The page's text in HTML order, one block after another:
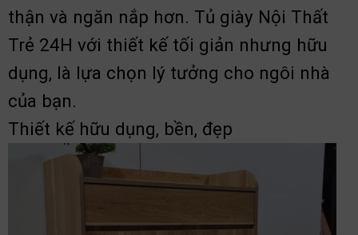
thận và ngăn nắp hơn. Tủ giày Nội Thất
Trẻ 24H với thiết kế tối giản nhưng hữu
dụng, là lựa chọn lý tưởng cho ngôi nhà
của bạn.
Thiết kế hữu dụng, bền, đẹp